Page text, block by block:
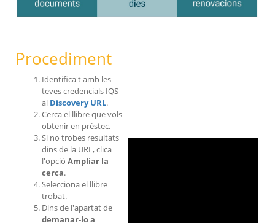
Procediment
Identifica't amb les
teves credencials IQS
al Discovery URL.
Cerca el llibre que vols
obtenir en préstec.
Si no trobes resultats
dins de la URL, clica
l'opció Ampliar la
cerca.
Selecciona el llibre
trobat.
Dins de l'apartat de
demanar-lo a